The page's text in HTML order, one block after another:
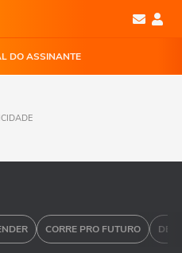
DO ASSINANTE
CORRE PRO FUTURO DEU